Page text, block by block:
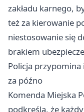
zakładu karnego,
też za kierowanie
niestosowanie się
brakiem
Policja
za późno
Komenda Miejska
podkreśla, że